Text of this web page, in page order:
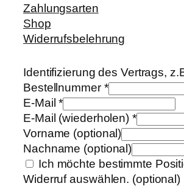
Zahlungsarten
Shop
Widerrufsbelehrung
Identifizierung des Vertrags,
Bestellnummer *
E-Mail*
E-Mail (wiederholen) *
Vorname (optional)
Nachname (optional)
Ich möchte bestimmte
Widerruf auswählen. (optional)